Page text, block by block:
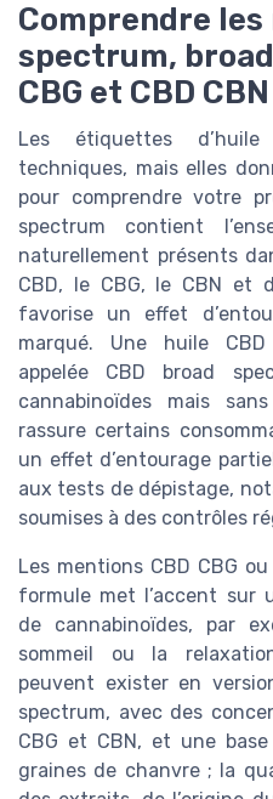
Comprendre
spectrum,
CBG et CBD CBN
Les étiquettes
techniques, mais elles
pour comprendre votre
spectrum contient
naturellement présents
CBD, le CBG, le CBN et
favorise un effet
marqué. Une huile
appelée CBD broad
cannabinoïdes mais
rassure certains
un effet d’entourage
aux tests de dépistage,
soumises à des contrôles
Les mentions CBD CBG
formule met l’accent sur
de cannabinoïdes, par
sommeil ou la
peuvent exister en
spectrum, avec des
CBG et CBN, et une
graines de chanvre ; la